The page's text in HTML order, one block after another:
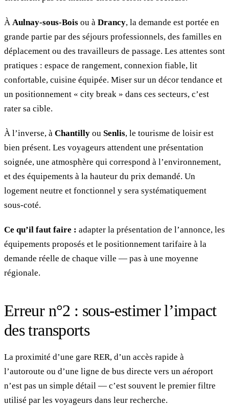
À Aulnay-sous-Bois ou à Drancy, la demande est portée en
grande partie par des séjours professionnels, des familles en
déplacement ou des travailleurs de passage. Les attentes sont
pratiques : espace de rangement, connexion fiable, lit
confortable, cuisine équipée. Miser sur un décor tendance et
un positionnement « city break » dans ces secteurs, c’est
rater sa cible.
À l’inverse, à Chantilly ou Senlis, le tourisme de loisir est
bien présent. Les voyageurs attendent une présentation
soignée, une atmosphère qui correspond à l’environnement,
et des équipements à la hauteur du prix demandé. Un
logement neutre et fonctionnel y sera systématiquement
sous-coté.
Ce qu’il faut faire : adapter la présentation de l’annonce, les
équipements proposés et le positionnement tarifaire à la
demande réelle de chaque ville — pas à une moyenne
régionale.
Erreur n°2 : sous-estimer l’impact
des transports
La proximité d’une gare RER, d’un accès rapide à
l’autoroute ou d’une ligne de bus directe vers un aéroport
n’est pas un simple détail — c’est souvent le premier filtre
utilisé par les voyageurs dans leur recherche.